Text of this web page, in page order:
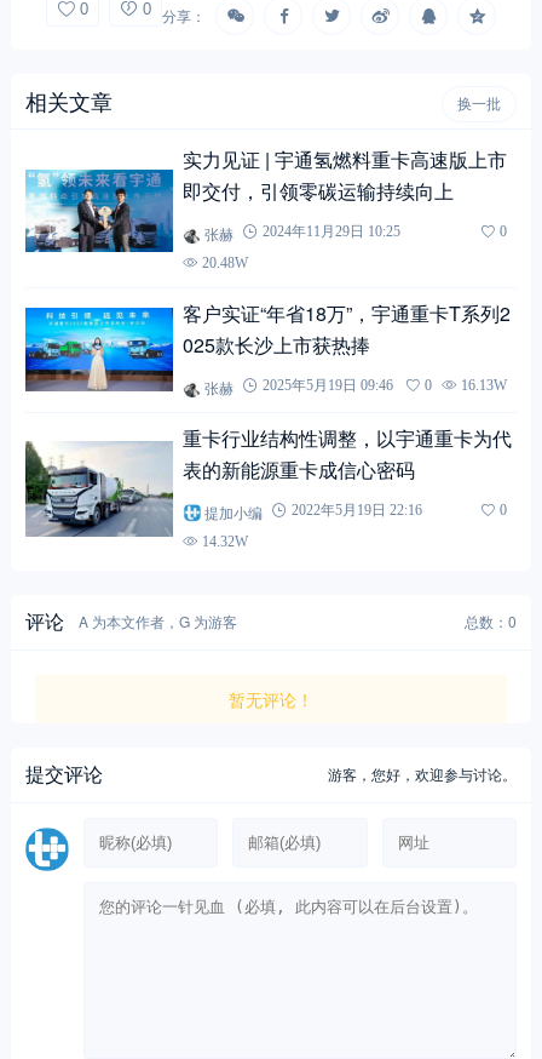
0 0 分享：
相关文章 换一批
实力见证 | 宇通氢燃料重卡高速版上市
即交付，引领零碳运输持续向上
张赫 2024年11月29日 10:25
0
20.48W
客户实证“年省18万”，宇通重卡T系列2
025款长沙上市获热捧
张赫 2025年5月19日 09:46 0 16.13W
重卡行业结构性调整，以宇通重卡为代
表的新能源重卡成信心密码
提加小编 2022年5月19日 22:16
0
14.32W
评论 A 为本文作者，G 为游客 总数：0
暂无评论！
提交评论 游客，您好，欢迎参与讨论。